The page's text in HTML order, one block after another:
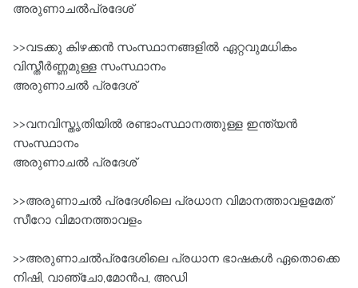
അരുണാചൽപ്രദേശ്‌
>>വടക്കു കിഴക്കൻ സംസ്ഥാനങ്ങളിൽ ഏറ്റവുമധികം
വിസ്തീർണ്ണമുള്ള സംസ്ഥാനം
അരുണാചൽ പ്രദേശ്‌
>>വനവിസ്തൃതിയിൽ രണ്ടാംസ്ഥാനത്തുള്ള ഇന്ത്യൻ
സംസ്ഥാനം
അരുണാചൽ പ്രദേശ്‌
>>അരുണാചൽ പ്രദേശിലെ പ്രധാന വിമാനത്താവളമേത്
സീറോ വിമാനത്താവളം
>>അരുണാചൽപ്രദേശിലെ പ്രധാന ഭാഷകൾ ഏതൊക്കെ
നിഷി, വാഞ്ചോ,മോൻപ, അഡി